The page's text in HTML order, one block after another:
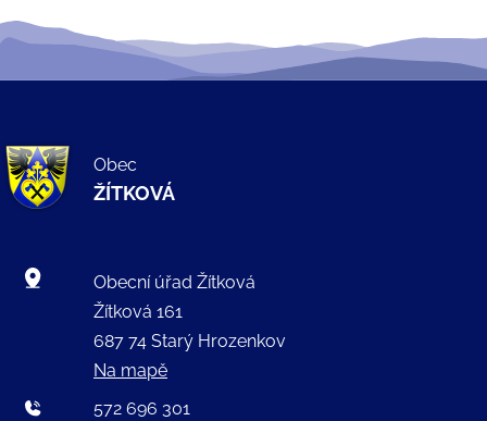
Obec
ŽÍTKOVÁ
Obecní úřad Žítková
Žítková 161
687 74 Starý Hrozenkov
Na mapě
572 696 301